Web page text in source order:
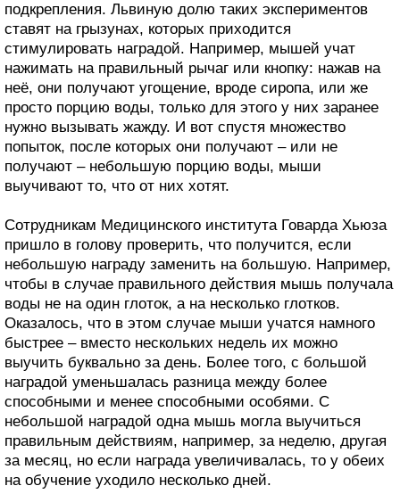
подкрепления. Львиную долю таких экспериментов
ставят на грызунах, которых приходится
стимулировать наградой. Например, мышей учат
нажимать на правильный рычаг или кнопку: нажав на
неё, они получают угощение, вроде сиропа, или же
просто порцию воды, только для этого у них заранее
нужно вызывать жажду. И вот спустя множество
попыток, после которых они получают – или не
получают – небольшую порцию воды, мыши
выучивают то, что от них хотят.
Сотрудникам Медицинского института Говарда Хьюза
пришло в голову проверить, что получится, если
небольшую награду заменить на большую. Например,
чтобы в случае правильного действия мышь получала
воды не на один глоток, а на несколько глотков.
Оказалось, что в этом случае мыши учатся намного
быстрее – вместо нескольких недель их можно
выучить буквально за день. Более того, с большой
наградой уменьшалась разница между более
способными и менее способными особями. С
небольшой наградой одна мышь могла выучиться
правильным действиям, например, за неделю, другая
за месяц, но если награда увеличивалась, то у обеих
на обучение уходило несколько дней.